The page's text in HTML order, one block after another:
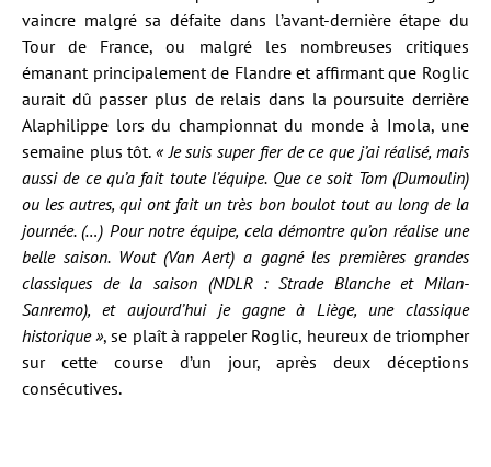
vaincre malgré sa défaite dans l’avant-dernière étape du
Tour de France, ou malgré les nombreuses critiques
émanant principalement de Flandre et affirmant que Roglic
aurait dû passer plus de relais dans la poursuite derrière
Alaphilippe lors du championnat du monde à Imola, une
semaine plus tôt.« Je suis super fier de ce que j’ai réalisé, mais
aussi de ce qu’a fait toute l’équipe. Que ce soit Tom (Dumoulin)
ou les autres, qui ont fait un très bon boulot tout au long de la
journée. (…) Pour notre équipe, cela démontre qu’on réalise une
belle saison. Wout (Van Aert) a gagné les premières grandes
classiques de la saison (NDLR : Strade Blanche et Milan-
Sanremo), et aujourd’hui je gagne à Liège, une classique
historique », se plaît à rappeler Roglic, heureux de triompher
sur cette course d’un jour, après deux déceptions
consécutives.